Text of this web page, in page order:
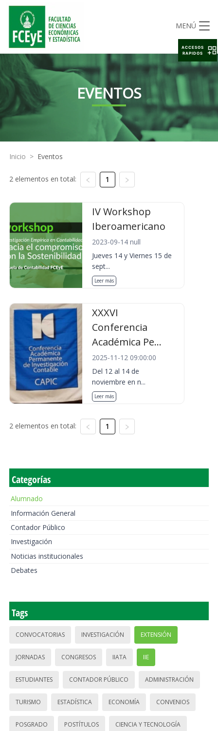
MENÚ
EVENTOS
Inicio > Eventos
2 elementos en total: 1
IV Workshop
Iberoamericano
2023-09-14 null
Jueves 14 y Viernes 15 de
sept...
Leer más
XXXVI
Conferencia
Académica Pe...
2025-11-12 09:00:00
Del 12 al 14 de
noviembre en n...
Leer más
2 elementos en total: 1
Categorías
Alumnado
Información General
Contador Público
Investigación
Noticias institucionales
Debates
Tags
CONVOCATORIAS INVESTIGACIÓN EXTENSIÓN
JORNADAS CONGRESOS IIATA IIE
ESTUDIANTES CONTADOR PÚBLICO ADMINISTRACIÓN
TURISMO ESTADÍSTICA ECONOMÍA CONVENIOS
POSGRADO POSTÍTULOS CIENCIA Y TECNOLOGÍA
ACCESOS
RAPIDOS